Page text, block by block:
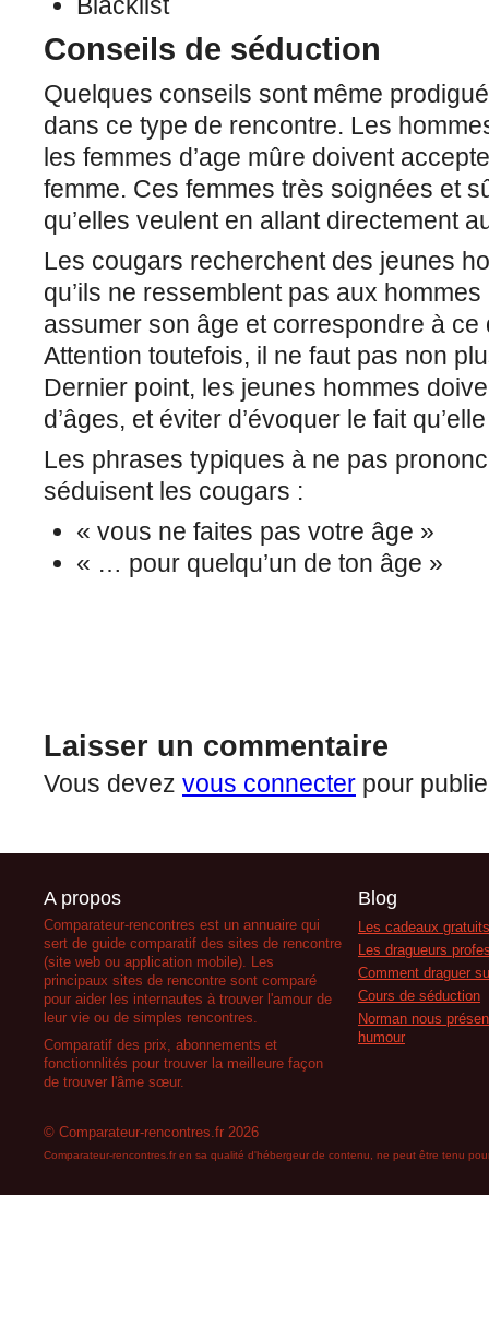
Conseils de séduction
Quelques conseils sont même
dans ce type de rencontre. Les
les femmes d’age mûre doivent
femme. Ces femmes très soignées et
qu’elles veulent en allant directement
Les cougars recherchent des jeunes
qu’ils ne ressemblent pas aux
assumer son âge et correspondre à
Attention toutefois, il ne faut pas non
Dernier point, les jeunes hommes
d’âges, et éviter d’évoquer le fait
Les phrases typiques à ne pas
séduisent les cougars :
« vous ne faites pas votre âge »
« … pour quelqu’un de ton âge »
Laisser un commentaire
Vous devez vous connecter pour
A propos
Comparateur-rencontres est un annuaire qui
sert de guide comparatif des sites de rencontre
(site web ou application mobile). Les
principaux sites de rencontre sont comparé
pour aider les internautes à trouver l'amour de
leur vie ou de simples rencontres.
Comparatif des prix, abonnements et
fonctionnlités pour trouver la meilleure façon
de trouver l'âme sœur.
Blog
Les cadeaux
Les dragueurs
Comment draguer
Cours de séduction
Norman nous
humour
© Comparateur-rencontres.fr 2026
Comparateur-rencontres.fr en sa qualité d'hébergeur de contenu, ne peut être tenu